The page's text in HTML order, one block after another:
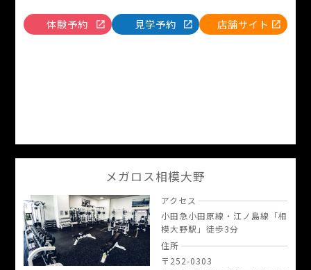
体験予約 見学予約 店舗サイト
メガロス相模大野
アクセス
小田急小田原線・江ノ島線「相
模大野駅」徒歩3分
住所
〒252-0303